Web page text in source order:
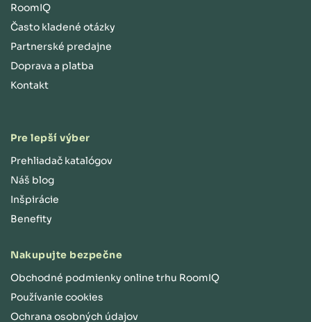
RoomIQ
Často kladené otázky
Partnerské predajne
Doprava a platba
Kontakt
Pre lepší výber
Prehliadač katalógov
Náš blog
Inšpirácie
Benefity
Nakupujte bezpečne
Obchodné podmienky online trhu RoomIQ
Používanie cookies
Ochrana osobných údajov